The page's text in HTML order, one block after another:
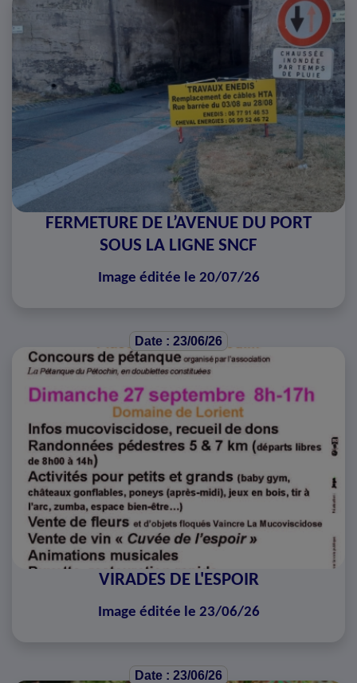
FERMETURE DE L’AVENUE DU PORT
SOUS LA LIGNE SNCF
Image éditée le 20/07/26
Date : 23/06/26
VIRADES DE L'ESPOIR
Image éditée le 23/06/26
Date : 23/06/26